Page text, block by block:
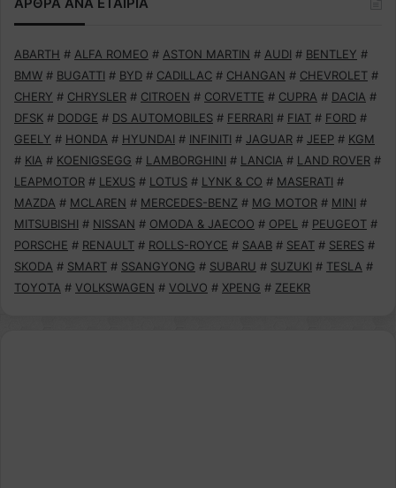
ABARTH # ALFA ROMEO # ASTON MARTIN # AUDI # BENTLEY #
BMW # BUGATTI # BYD # CADILLAC # CHANGAN # CHEVROLET #
CHERY # CHRYSLER # CITROEN # CORVETTE # CUPRA # DACIA #
DFSK # DODGE # DS AUTOMOBILES # FERRARI # FIAT # FORD #
GEELY # HONDA # HYUNDAI # INFINITI # JAGUAR # JEEP # KGM
# KIA # KOENIGSEGG # LAMBORGHINI # LANCIA # LAND ROVER #
LEAPMOTOR # LEXUS # LOTUS # LYNK & CO # MASERATI #
MAZDA # MCLAREN # MERCEDES-BENZ # MG MOTOR # MINI #
MITSUBISHI # NISSAN # OMODA & JAECOO # OPEL # PEUGEOT #
PORSCHE # RENAULT # ROLLS-ROYCE # SAAB # SEAT # SERES #
SKODA # SMART # SSANGYONG # SUBARU # SUZUKI # TESLA #
TOYOTA # VOLKSWAGEN # VOLVO # XPENG # ZEEKR